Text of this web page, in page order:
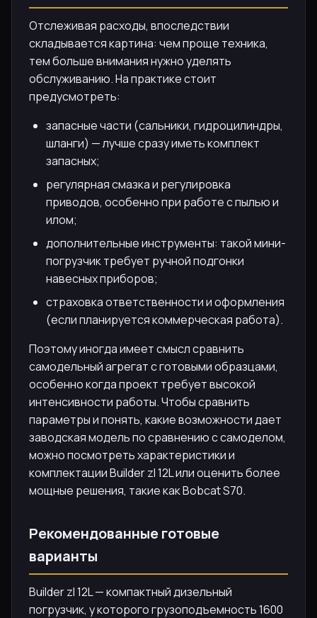
Отслеживая расходы, впоследствии
складывается картина: чем проще техника,
тем больше внимания нужно уделять
обслуживанию. На практике стоит
предусмотреть:
запасные части (сальники, гидроцилиндры,
шланги) — лучше сразу иметь комплект
запасных;
регулярная смазка и регулировка
приводов, особенно при работе с пылью и
илом;
дополнительные инструменты: такой мини-
погрузчик требует ручной подгонки
навесных приборов;
страховка ответственности и оформления
(если планируется коммерческая работа).
Поэтому иногда имеет смысл сравнить
самодельный агрегат с готовыми образцами,
особенно когда проект требует высокой
интенсивности работы. Чтобы сравнить
параметры и понять, какие возможности дает
заводская модель по сравнению с самоделом,
можно посмотреть характеристики и
комплектации Builder zl 12L или оценить более
мощные решения, такие как Bobcat S70.
Рекомендованные готовые
варианты
Builder zl 12L — компактный дизельный
погрузчик, у которого грузоподъемность 1600